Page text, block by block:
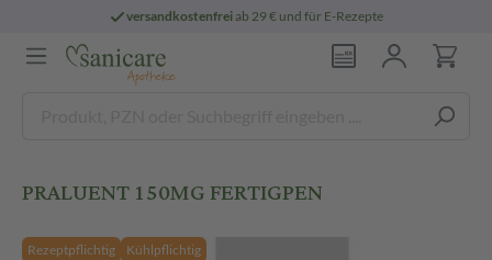
versandkostenfreiab 29 € und für E-Rezepte
PRALUENT 150MG FERTIGPEN
Rezeptpflichtig Kühlpflichtig